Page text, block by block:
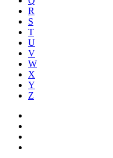
R
S
T
U
V
W
X
Y
Z